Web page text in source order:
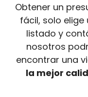
Obtener un
fácil, solo
listado y
nosotros
encontrar una
la mejor